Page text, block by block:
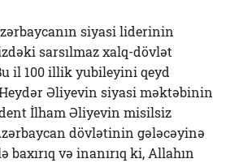
siyasi liderinin
sarsılmaz xalq-dövlət
il 100 illik yubileyini qeyd
Əliyevin siyasi məktəbinin
İlham Əliyevin misilsiz
dövlətinin gələcəyinə
və inanırıq ki, Allahın